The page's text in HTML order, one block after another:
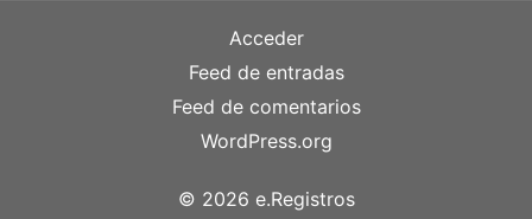
Acceder
Feed de entradas
Feed de comentarios
WordPress.org
© 2026 e.Registros